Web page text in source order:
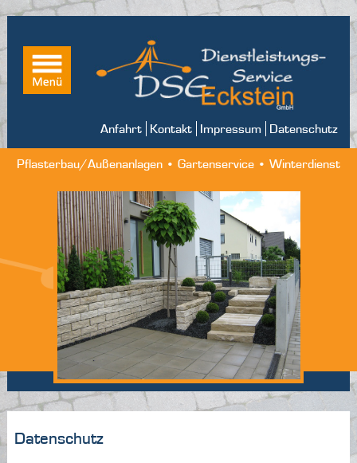
Anfahrt Kontakt Impressum Datenschutz
Pflasterbau/Außenanlagen • Gartenservice • Winterdienst
Datenschutz